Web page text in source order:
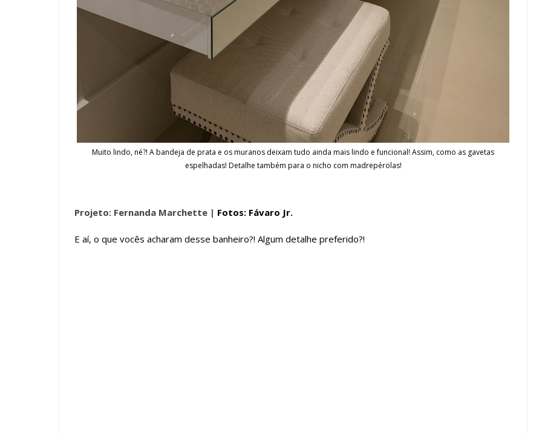
Muito lindo, né?! A bandeja de prata e os muranos deixam tudo ainda mais lindo e funcional! Assim, como as gavetas
espelhadas! Detalhe também para o nicho com madrepérolas!
Projeto: Fernanda Marchette | Fotos: Fávaro Jr.
E aí, o que vocês acharam desse banheiro?! Algum detalhe preferido?!